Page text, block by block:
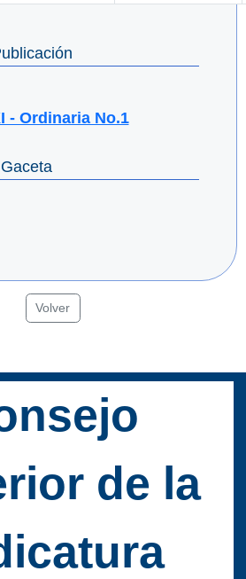
- Ordinaria No.1
Volver
de la